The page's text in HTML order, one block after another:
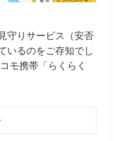
守りサービス（安否
いるのをご存知でし
モ携帯「らくらく